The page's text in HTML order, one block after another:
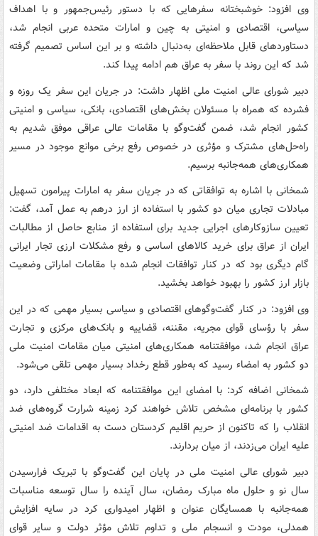
وی افزود: خوشبختانه سفرهایی که با دستور رئیس‌جمهور و با اهداف
سیاسی، اقتصادی و امنیتی به چین و امارات متحده عربی انجام شد،
دستاوردهای قابل ملاحظه‌ای به‌دنبال داشته و بر این اساس تصمیم گرفته
شد که این روند با سفر به عراق هم ادامه پیدا کند.
دبیر شورای عالی امنیت ملی اظهار داشت: در جریان این سفر یک روزه و
فشرده که همراه با مسئولان بخش‌های اقتصادی، بانکی، سیاسی و امنیتی
کشور انجام شد، ضمن گفت‌وگو با مقامات عالی عراقی موفق شدیم به
راه‌حل‌های مشترک و مؤثری در خصوص رفع برخی موانع موجود در مسیر
همکاری‌های همه‌جانبه برسیم.
شمخانی با اشاره به توافقاتی که در جریان سفر به امارات پیرامون تسهیل
مبادلات تجاری میان دو کشور با استفاده از ارز درهم به عمل آمد، گفت:
تعیین سازوکارهای اجرایی جدید برای استفاده از منابع حاصل از مطالبات
ایران از عراق برای خرید کالاهای اساسی و رفع مشکلات ارزی تجار ایرانی
گام دیگری بود که در کنار توافقات انجام شده با مقامات اماراتی وضعیت
بازار ارز کشور را بهبود خواهد بخشید.
وی افزود: در کنار گفت‌وگوهای اقتصادی و سیاسی بسیار مهمی که در این
سفر با رؤسای قوای مجریه، مقننه، قضاییه و بانک‌های مرکزی و تجارت
عراق انجام شد، موافقتنامه همکاری‌های امنیتی میان مقامات امنیت ملی
دو کشور به امضاء رسید که به‌طور قطع رخداد بسیار مهمی تلقی می‌شود.
شمخانی اضافه کرد: با امضای این موافقتنامه که ابعاد مختلفی دارد، دو
کشور با برنامه‌ای مشخص تلاش خواهند کرد زمینه شرارت گروه‌های ضد
انقلاب را که تاکنون از حریم اقلیم کردستان دست به اقدامات ضد امنیتی
علیه ایران می‌زدند، از میان بردارند.
دبیر شورای عالی امنیت ملی در پایان این گفت‌وگو با تبریک فرارسیدن
سال نو و حلول ماه مبارک رمضان، سال آینده را سال توسعه مناسبات
همه‌جانبه با همسایگان عنوان و اظهار امیدواری کرد در سایه افزایش
همدلی، مودت و انسجام ملی و تداوم تلاش مؤثر دولت و سایر قوای